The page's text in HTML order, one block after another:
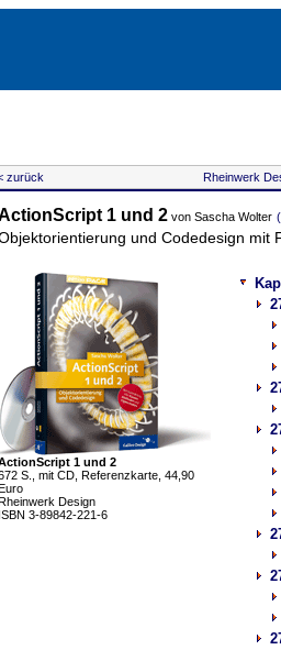
zurück Rheinwerk
1 und 2von Sascha Wolter
und Codedesign mit
1 und 2
S., mit CD, Referenzkarte, 44,90
Design
ISBN 3-89842-221-6